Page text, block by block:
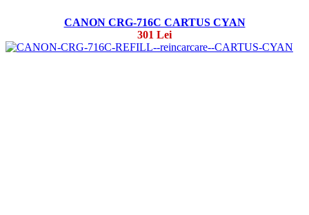
CANON CRG-716C CARTUS CYAN
301 Lei